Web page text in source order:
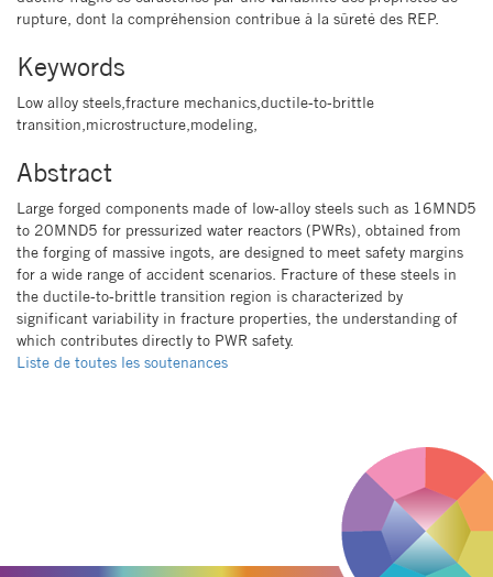
rupture, dont la compréhension contribue à la sûreté des REP.
Keywords
Low alloy steels,fracture mechanics,ductile-to-brittle
transition,microstructure,modeling,
Abstract
Large forged components made of low-alloy steels such as 16MND5
to 20MND5 for pressurized water reactors (PWRs), obtained from
the forging of massive ingots, are designed to meet safety margins
for a wide range of accident scenarios. Fracture of these steels in
the ductile-to-brittle transition region is characterized by
significant variability in fracture properties, the understanding of
which contributes directly to PWR safety.
Liste de toutes les soutenances